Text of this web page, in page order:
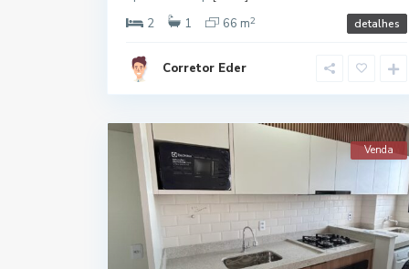
2
1 66 m2 detalhes
Corretor Eder
Venda